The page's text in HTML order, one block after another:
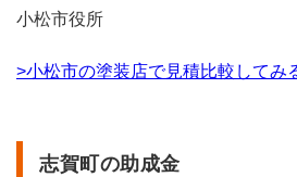
小松市役所
>小松市の塗装店で見積比較してみ
志賀町の助成金